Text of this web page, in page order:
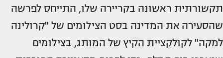
תקשורתית ראשונה בקריירה שלו, התייחס לפרשה
שהסעירה את המדינה בסט הצילומים של "קרולינה
למקה" לקולקציית הקיץ של המותג, בצילומים